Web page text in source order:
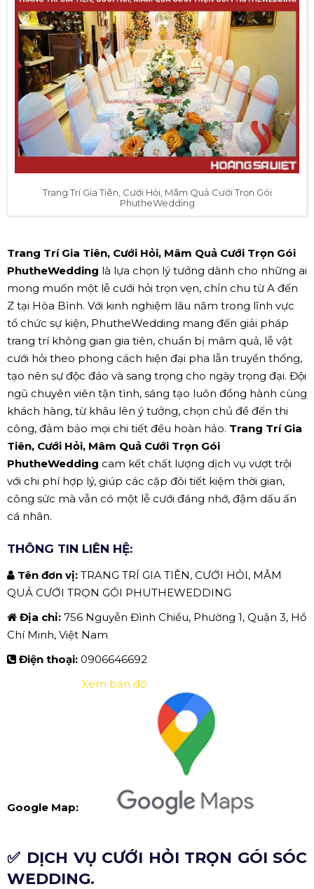
Trang Trí Gia Tiên, Cưới Hỏi, Mâm Quả Cưới Trọn Gói
PhutheWedding
Trang Trí Gia Tiên, Cưới Hỏi, Mâm Quả Cưới Trọn Gói
PhutheWedding là lựa chọn lý tưởng dành cho những ai
mong muốn một lễ cưới hỏi trọn vẹn, chỉn chu từ A đến
Z tại Hòa Bình. Với kinh nghiệm lâu năm trong lĩnh vực
tổ chức sự kiện, PhutheWedding mang đến giải pháp
trang trí không gian gia tiên, chuẩn bị mâm quả, lễ vật
cưới hỏi theo phong cách hiện đại pha lẫn truyền thống,
tạo nên sự độc đáo và sang trọng cho ngày trọng đại. Đội
ngũ chuyên viên tận tình, sáng tạo luôn đồng hành cùng
khách hàng, từ khâu lên ý tưởng, chọn chủ đề đến thi
công, đảm bảo mọi chi tiết đều hoàn hảo. Trang Trí Gia
Tiên, Cưới Hỏi, Mâm Quả Cưới Trọn Gói
PhutheWedding cam kết chất lượng dịch vụ vượt trội
với chi phí hợp lý, giúp các cặp đôi tiết kiệm thời gian,
công sức mà vẫn có một lễ cưới đáng nhớ, đậm dấu ấn
cá nhân.
THÔNG TIN LIÊN HỆ:
Tên đơn vị: TRANG TRÍ GIA TIÊN, CƯỚI HỎI, MÂM
QUẢ CƯỚI TRỌN GÓI PHUTHEWEDDING
Địa chỉ: 756 Nguyễn Đình Chiểu, Phường 1, Quận 3, Hồ
Chí Minh, Việt Nam
Điện thoại: 0906646692
Google Map:
Xem bản đồ
✅ DỊCH VỤ CƯỚI HỎI TRỌN GÓI SÓC
WEDDING.